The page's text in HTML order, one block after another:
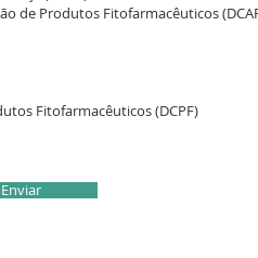
de Produtos Fitofarmacêuticos
Fitofarmacêuticos (DCPF)
Enviar